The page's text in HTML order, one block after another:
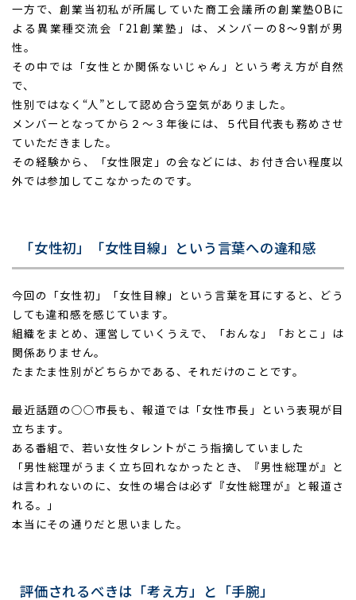
一方で、創業当初私が所属していた商工会議所の創業塾OBに
よる異業種交流会「21創業塾」は、メンバーの8〜9割が男
性。
その中では「女性とか関係ないじゃん」という考え方が自然
で、
性別ではなく“人”として認め合う空気がありました。
メンバーとなってから２～３年後には、５代目代表も務めさせ
ていただきました。
その経験から、「女性限定」の会などには、お付き合い程度以
外では参加してこなかったのです。
「女性初」「女性目線」という言葉への違和感
今回の「女性初」「女性目線」という言葉を耳にすると、どう
しても違和感を感じています。
組織をまとめ、運営していくうえで、「おんな」「おとこ」は
関係ありません。
たまたま性別がどちらかである、それだけのことです。
最近話題の○○市長も、報道では「女性市長」という表現が目
立ちます。
ある番組で、若い女性タレントがこう指摘していました
「男性総理がうまく立ち回れなかったとき、『男性総理が』と
は言われないのに、女性の場合は必ず『女性総理が』と報道さ
れる。」
本当にその通りだと思いました。
評価されるべきは「考え方」と「手腕」